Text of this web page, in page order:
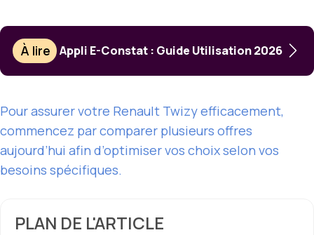
À lire Appli E-Constat : Guide Utilisation 2026
Pour assurer votre Renault Twizy efficacement,
commencez par comparer plusieurs offres
aujourd’hui afin d’optimiser vos choix selon vos
besoins spécifiques.
PLAN DE L'ARTICLE